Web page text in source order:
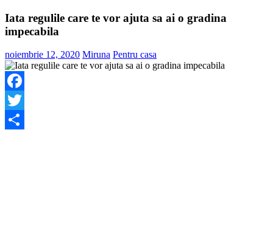
Iata regulile care te vor ajuta sa ai o gradina
impecabila
noiembrie 12, 2020 Miruna Pentru casa
Facebook
Twitter